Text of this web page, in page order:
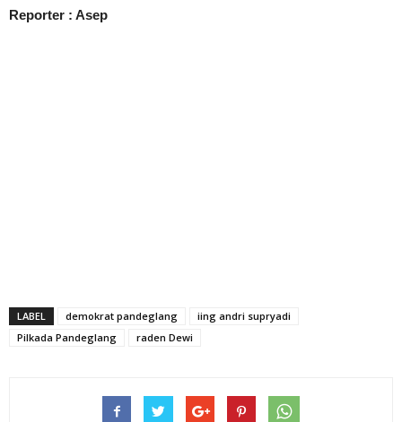
Reporter : Asep
LABEL demokrat pandeglang
iing andri supryadi
Pilkada Pandeglang
raden Dewi